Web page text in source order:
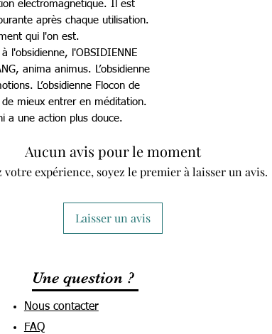
électromagnétique. Il est
après chaque utilisation.
qui l'on est.
l'obsidienne, l'OBSIDIENNE
anima animus. L’obsidienne
L’obsidienne Flocon de
mieux entrer en méditation.
a une action plus douce.
Aucun avis pour le moment
votre expérience, soyez le premier à laisser un avis.
Laisser un avis
Une question ?
Nous contacter
FAQ